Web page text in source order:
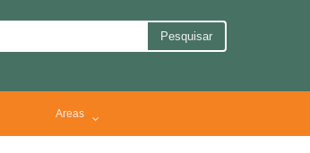
Pesquisar
Areas